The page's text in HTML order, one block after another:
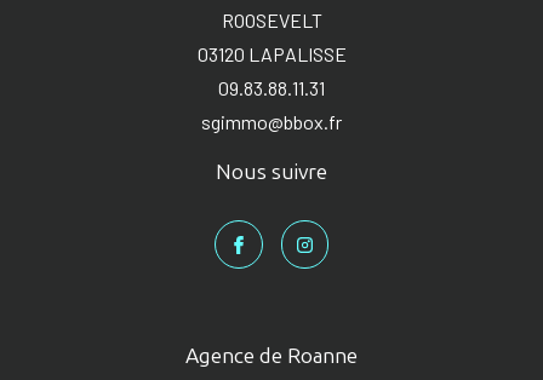
Agence de Roanne
ROOSEVELT
03120
LAPALISSE
09.83.88.11.31
sgimmo@bbox.fr
Nous suivre